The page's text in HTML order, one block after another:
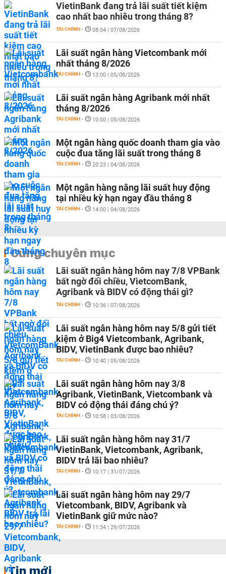
VietinBank đang trả lãi suất tiết kiệm
cao nhất bao nhiêu trong tháng 8?
TÀI CHÍNH - 08:04 | 07/08/2026
Lãi suất ngân hàng Vietcombank mới
nhất tháng 8/2026
TÀI CHÍNH - 13:00 | 05/08/2026
Lãi suất ngân hàng Agribank mới nhất
tháng 8/2026
TÀI CHÍNH - 10:00 | 05/08/2026
Một ngân hàng quốc doanh tham gia vào
cuộc đua tăng lãi suất trong tháng 8
TÀI CHÍNH - 20:23 | 04/08/2026
Một ngân hàng nâng lãi suất huy động
tại nhiều kỳ hạn ngay đầu tháng 8
TÀI CHÍNH - 14:00 | 04/08/2026
Cùng chuyên mục
Lãi suất ngân hàng hôm nay 7/8 VPBank
bất ngờ đổi chiều, VietcomBank,
Agribank và BIDV có động thái gì?
TÀI CHÍNH - 10:36 | 07/08/2026
Lãi suất ngân hàng hôm nay 5/8 gửi tiết
kiệm ở Big4 Vietcombank, Agribank,
BIDV, VietinBank được bao nhiêu?
TÀI CHÍNH - 10:40 | 05/08/2026
Lãi suất ngân hàng hôm nay 3/8
Agribank, VietinBank, Vietcombank và
BIDV có động thái đáng chú ý?
TÀI CHÍNH - 10:58 | 03/08/2026
Lãi suất ngân hàng hôm nay 31/7
VietinBank, Vietcombank, Agribank,
BIDV trả lãi bao nhiêu?
TÀI CHÍNH - 10:17 | 31/07/2026
Lãi suất ngân hàng hôm nay 29/7
Vietcombank, BIDV, Agribank và
VietinBank giữ mức nào?
TÀI CHÍNH - 11:34 | 29/07/2026
Tin mới